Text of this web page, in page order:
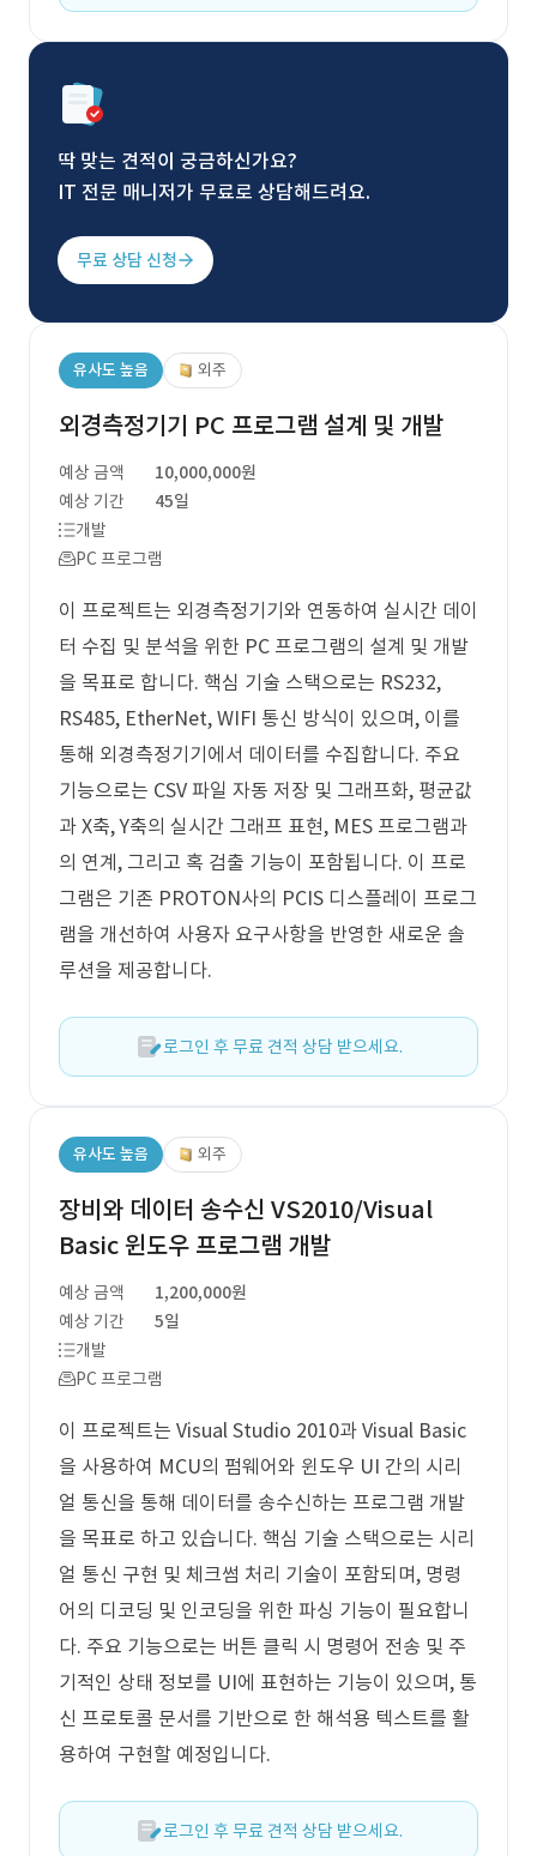
딱 맞는 견적이 궁금하신가요?
IT 전문 매니저가 무료로 상담해드려요.
무료 상담 신청
유사도 높음 외주
외경측정기기 PC 프로그램 설계 및 개발
예상 금액
10,000,000원
예상 기간
45일
개발
PC 프로그램
이 프로젝트는 외경측정기기와 연동하여 실시간 데이
터 수집 및 분석을 위한 PC 프로그램의 설계 및 개발
을 목표로 합니다. 핵심 기술 스택으로는 RS232,
RS485, EtherNet, WIFI 통신 방식이 있으며, 이를
통해 외경측정기기에서 데이터를 수집합니다. 주요
기능으로는 CSV 파일 자동 저장 및 그래프화, 평균값
과 X축, Y축의 실시간 그래프 표현, MES 프로그램과
의 연계, 그리고 혹 검출 기능이 포함됩니다. 이 프로
그램은 기존 PROTON사의 PCIS 디스플레이 프로그
램을 개선하여 사용자 요구사항을 반영한 새로운 솔
루션을 제공합니다.
로그인 후 무료 견적 상담 받으세요.
유사도 높음 외주
장비와 데이터 송수신 VS2010/Visual
Basic 윈도우 프로그램 개발
예상 금액
1,200,000원
예상 기간
5일
개발
PC 프로그램
이 프로젝트는 Visual Studio 2010과 Visual Basic
을 사용하여 MCU의 펌웨어와 윈도우 UI 간의 시리
얼 통신을 통해 데이터를 송수신하는 프로그램 개발
을 목표로 하고 있습니다. 핵심 기술 스택으로는 시리
얼 통신 구현 및 체크썸 처리 기술이 포함되며, 명령
어의 디코딩 및 인코딩을 위한 파싱 기능이 필요합니
다. 주요 기능으로는 버튼 클릭 시 명령어 전송 및 주
기적인 상태 정보를 UI에 표현하는 기능이 있으며, 통
신 프로토콜 문서를 기반으로 한 해석용 텍스트를 활
용하여 구현할 예정입니다.
로그인 후 무료 견적 상담 받으세요.